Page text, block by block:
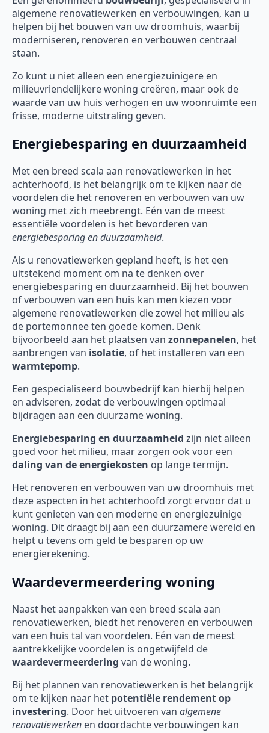
algemene renovatiewerken en verbouwingen, kan u
helpen bij het bouwen van uw droomhuis, waarbij
moderniseren, renoveren en verbouwen centraal
staan.
Zo kunt u niet alleen een energiezuinigere en
milieuvriendelijkere woning creëren, maar ook de
waarde van uw huis verhogen en uw woonruimte een
frisse, moderne uitstraling geven.
Energiebesparing en duurzaamheid
Met een breed scala aan renovatiewerken in het
achterhoofd, is het belangrijk om te kijken naar de
voordelen die het renoveren en verbouwen van uw
woning met zich meebrengt. Eén van de meest
essentiële voordelen is het bevorderen van
energiebesparing en duurzaamheid.
Als u renovatiewerken gepland heeft, is het een
uitstekend moment om na te denken over
energiebesparing en duurzaamheid. Bij het bouwen
of verbouwen van een huis kan men kiezen voor
algemene renovatiewerken die zowel het milieu als
de portemonnee ten goede komen. Denk
bijvoorbeeld aan het plaatsen van zonnepanelen, het
aanbrengen van isolatie, of het installeren van een
warmtepomp.
Een gespecialiseerd bouwbedrijf kan hierbij helpen
en adviseren, zodat de verbouwingen optimaal
bijdragen aan een duurzame woning.
Energiebesparing en duurzaamheid zijn niet alleen
goed voor het milieu, maar zorgen ook voor een
daling van de energiekosten op lange termijn.
Het renoveren en verbouwen van uw droomhuis met
deze aspecten in het achterhoofd zorgt ervoor dat u
kunt genieten van een moderne en energiezuinige
woning. Dit draagt bij aan een duurzamere wereld en
helpt u tevens om geld te besparen op uw
energierekening.
Waardevermeerdering woning
Naast het aanpakken van een breed scala aan
renovatiewerken, biedt het renoveren en verbouwen
van een huis tal van voordelen. Eén van de meest
aantrekkelijke voordelen is ongetwijfeld de
waardevermeerdering van de woning.
Bij het plannen van renovatiewerken is het belangrijk
om te kijken naar het potentiële rendement op
investering. Door het uitvoeren van algemene
renovatiewerken en doordachte verbouwingen kan